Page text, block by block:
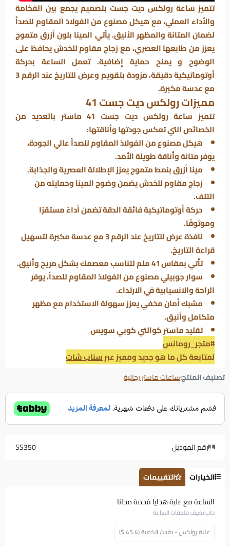
تتميز ساعة رولكس ديت جست بتصميم يجمع بين الفخامة
والأداء العملي، مع هيكل مصنوع من الفولاذ المقاوم للصدأ
لضمان المتانة والمظهر الأنيق. يأتي المينا بلون أزرق متموج
يعزز من طابعها العصري، مع زجاج مقاوم للخدش يحافظ على
الوضوح و يمنح حماية إضافية. تعمل الساعة بحركة
أوتوماتيكية دقيقة، مزودة بتقويم وعرض للتاريخ عند الرقم 3
مع عدسة مكبرة.
مميزات رولكس ديت جست 41
تتميز ساعة رولكس ديت جست 41 ماستر بالعديد من
الخصائص التي تعكس جودتها وأناقتها:
هيكل مصنوع من الفولاذ المقاوم للصدأ عالي الجودة،
يوفر متانة وأناقة طويلة الأمد.
مينا أزرق بنمط متموج يعزز الإطلالة العصرية والجذابة.
زجاج مقاوم للخدش يضمن وضوح المينا وحمايته من
التلف.
حركة أوتوماتيكية فائقة الدقة تضمن أداءً مستقرًا
وموثوقًا.
نافذة عرض للتاريخ عند الرقم 3 مع عدسة مكبرة لتسهيل
قراءة التاريخ.
تأتي بمقاس 41 ملم لتناسب معصمك بشكل مريح وأنيق.
سوار جوبيلي مصنوع من الفولاذ المقاوم للصدأ، يوفر
الراحة والانسيابية في الارتداء.
مشبك أمان مخفي يعزز سهولة الاستخدام مع مظهر
متكامل وأنيق.
تقليد ماستر كوالتي كوبي سويس
#متجر_رومانس
لمتابعة كل ما هو جديد ومميز عبرسناب شات
تصنيف المنتج:ساعات ماستر رجالية
رقم الموديل SS350
الخيارات
التقييمات
الساعة مع علبة هدايا فخمة مجانا
حاب تضيف ملحقات الساعة
علبة رولكس - نفدت الكمية (45.4 $)